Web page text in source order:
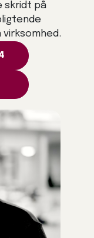
skridt på
virksomhed.